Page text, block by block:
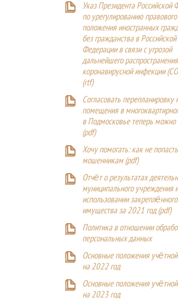
Указ Президента Российской
по урегулированию правового
положения иностранных
без гражданства в Российской
Федерации в связи с угрозой
дальнейшего
коронавирусной инфекции
(rtf)
Согласовать перепланировку
помещения в
в Подмосковье теперь можно
(pdf)
Хочу помогать: как не
мошенникам (pdf)
Отчёт о результатах
муниципального учреждения
использовании
имущества за 2021 год (pdf)
Политика в отношении
персональных данных
Основные положения
на 2022 год
Основные положения
на 2023 год